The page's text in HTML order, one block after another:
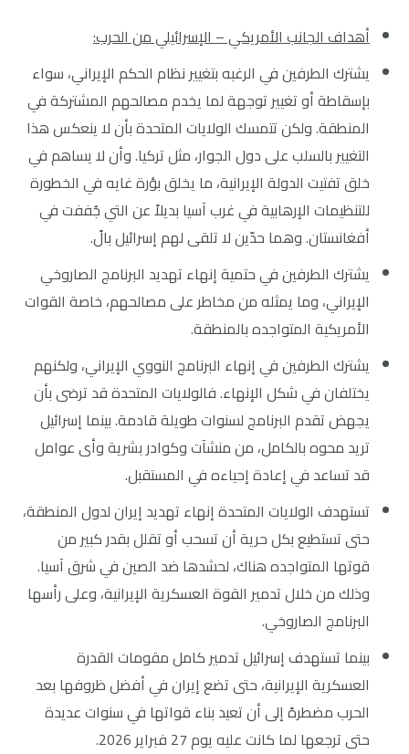
أهداف الجانب الأمريكي – الإسرائيلي من الحرب:
يشترك الطرفين في الرغبه بتغيير نظام الحكم الإيراني، سواء
بإسقاطة أو تغيير توجهة لما يخدم مصالحهم المشتركة في
المنطقة. ولكن تتمسك الولايات المتحدة بأن لا ينعكس هذا
التغيير بالسلب على دول الجوار، مثل تركيا. وأن لا يساهم في
خلق تفتيت الدولة الإيرانية، ما يخلق بؤرة غايه في الخطورة
للتنظيمات الإرهابية في غرب آسيا بديلاً عن التي جُففت في
أفغانستان. وهما حدّين لا تلقى لهم إسرائيل بالً.
يشترك الطرفين في حتمية إنهاء تهديد البرنامج الصاروخي
الإيراني، وما يمثله من مخاطر على مصالحهم، خاصة القوات
الأمريكية المتواجده بالمنطقة.
يشترك الطرفين في إنهاء البرنامج النووي الإيراني، ولكنهم
يختلفان في شكل الإنهاء. فالولايات المتحدة قد ترضى بأن
يجهض تقدم البرنامج لسنوات طويلة قادمة. بينما إسرائيل
تريد محوه بالكامل، من منشآت وكوادر بشرية وأى عوامل
قد تساعد في إعادة إحياءه في المستقبل.
تستهدف الولايات المتحدة إنهاء تهديد إيران لدول المنطقة،
حتى تستطيع بكل حرية أن تسحب أو تقلل بقدر كبير من
قوتها المتواجده هناك، لحشدها ضد الصين في شرق آسيا.
وذلك من خلال تدمير القوة العسكرية الإيرانية، وعلى رأسها
البرنامج الصاروخي.
بينما تستهدف إسرائيل تدمير كامل مقومات القدرة
العسكرية الإيرانية، حتى تضع إيران في أفضل ظروفها بعد
الحرب مضطرهً إلى أن تعيد بناء قواتها في سنوات عديدة
حتى ترجعها لما كانت عليه يوم 27 فبراير 2026.